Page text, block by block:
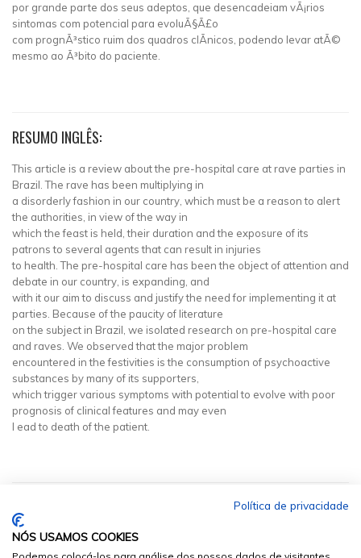
por grande parte dos seus adeptos, que desencadeiam vÃ¡rios
sintomas com potencial para evoluÃ§Ã£o
com prognÃ³stico ruim dos quadros clÃ­nicos, podendo levar atÃ©
mesmo ao Ã³bito do paciente.
RESUMO INGLÊS:
This article is a review about the pre-hospital care at rave parties in
Brazil. The rave has been multiplying in
a disorderly fashion in our country, which must be a reason to alert
the authorities, in view of the way in
which the feast is held, their duration and the exposure of its
patrons to several agents that can result in injuries
to health. The pre-hospital care has been the object of attention and
debate in our country, is expanding, and
with it our aim to discuss and justify the need for implementing it at
parties. Because of the paucity of literature
on the subject in Brazil, we isolated research on pre-hospital care
and raves. We observed that the major problem
encountered in the festivities is the consumption of psychoactive
substances by many of its supporters,
which trigger various symptoms with potential to evolve with poor
prognosis of clinical features and may even
l ead to death of the patient.
Política de privacidade
NÓS USAMOS COOKIES